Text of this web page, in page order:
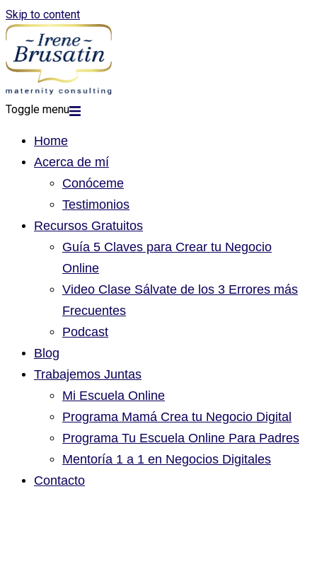
Skip to content
Toggle menu
Home
Acerca de mí
Conóceme
Testimonios
Recursos Gratuitos
Guía 5 Claves para Crear tu Negocio
Online
Video Clase Sálvate de los 3 Errores más
Frecuentes
Podcast
Blog
Trabajemos Juntas
Mi Escuela Online
Programa Mamá Crea tu Negocio Digital
Programa Tu Escuela Online Para Padres
Mentoría 1 a 1 en Negocios Digitales
Contacto